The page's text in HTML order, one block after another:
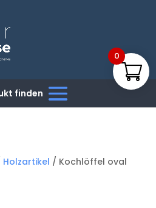
Holzartikel / Kochlöffel oval
0